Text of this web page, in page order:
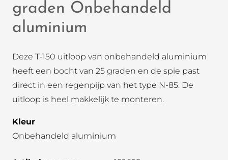
graden Onbehandeld
aluminium
Deze T-150 uitloop van onbehandeld aluminium
heeft een bocht van 25 graden en de spie past
direct in een regenpijp van het type N-85. De
uitloop is heel makkelijk te monteren.
Kleur
Onbehandeld aluminium